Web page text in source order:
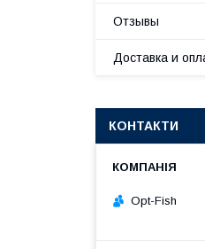
Отзывы
Доставка и
КОНТАКТИ
Opt-Fish